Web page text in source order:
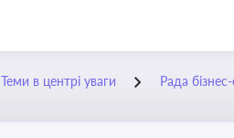
Теми в центрі уваги Рада